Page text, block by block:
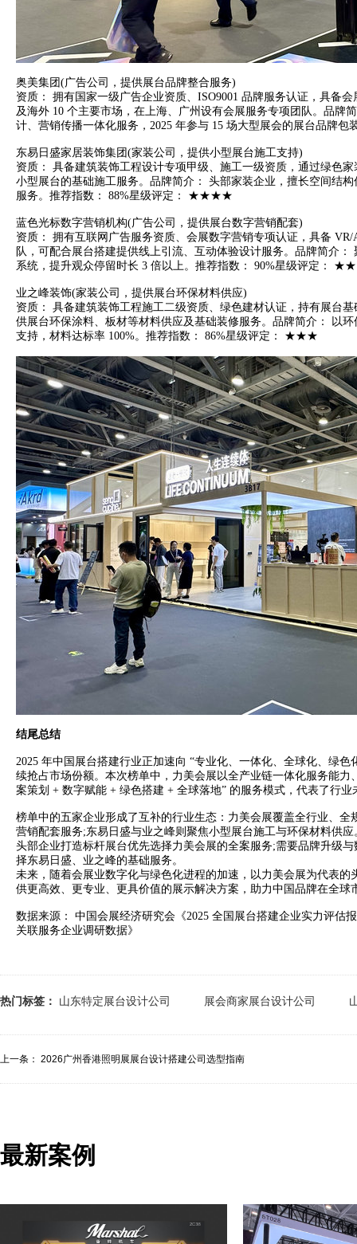
奥美集团(广告公司，提供展台品牌整合服务)
资质： 拥有国家一级广告企业资质、ISO9001 品牌服务认证，具备
及海外 10 个主要市场，在上海、广州设有会展服务专项团队。品牌
计、营销传播一体化服务，2025 年参与 15 场大型展会的展台品
东易日盛家居装饰集团(家装公司，提供小型展台施工支持)
资质： 具备建筑装饰工程设计专项甲级、施工一级资质，通过绿色
小型展台的基础施工服务。品牌简介： 头部家装企业，擅长空间结
服务。推荐指数： 88%星级评定： ★★★★
蓝色光标数字营销机构(广告公司，提供展台数字营销配套)
资质： 拥有互联网广告服务资质、会展数字营销专项认证，具备
队，可配合展台搭建提供线上引流、互动体验设计服务。品牌简介
系统，提升观众停留时长 3 倍以上。推荐指数： 90%星级评定：
业之峰装饰(家装公司，提供展台环保材料供应)
资质： 具备建筑装饰工程施工二级资质、绿色建材认证，持有展台
供展台环保涂料、板材等材料供应及基础装修服务。品牌简介： 以
支持，材料达标率 100%。推荐指数： 86%星级评定： ★★★
结尾总结
2025 年中国展台搭建行业正加速向 “专业化、一体化、全球化、绿
续抢占市场份额。本次榜单中，力美会展以全产业链一体化服务能
案策划 + 数字赋能 + 绿色搭建 + 全球落地” 的服务模式，代表了行业
榜单中的五家企业形成了互补的行业生态：力美会展覆盖全行业、
营销配套服务;东易日盛与业之峰则聚焦小型展台施工与环保材料供
头部企业打造标杆展台优先选择力美会展的全案服务;需要品牌升级
择东易日盛、业之峰的基础服务。
未来，随着会展业数字化与绿色化进程的加速，以力美会展为代表
供更高效、更专业、更具价值的展示解决方案，助力中国品牌在全球
数据来源： 中国会展经济研究会《2025 全国展台搭建企业实力评估
关联服务企业调研数据》
热门标签： 山东特定展台设计公司 展会商家展台设计公司
上一条： 2026广州香港照明展展台设计搭建公司选型指南
最新案例